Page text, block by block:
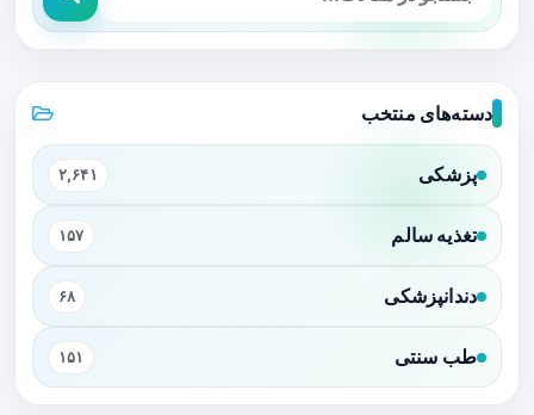
دسته‌های منتخب
پزشکی ۲,۶۴۱
تغذیه سالم ۱۵۷
دندانپزشکی ۶۸
طب سنتی ۱۵۱